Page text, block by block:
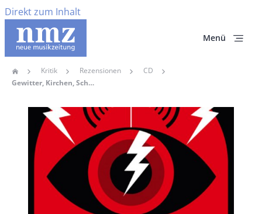
Direkt zum Inhalt
Menü
Pfadnavigation
Home Kritik Rezensionen
CD
Gewitter, Kirchen, Schmusepop
Hauptbild